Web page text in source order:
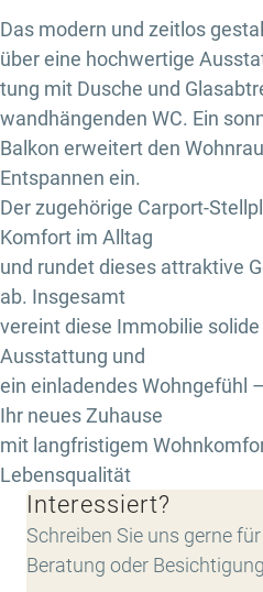
Das modern und zeitlos
über eine hochwertige
tung mit Dusche und
wandhängenden WC. Ein
Balkon erweitert den
Entspannen ein.
Der zugehörige Carport-
Komfort im Alltag
und rundet dieses attraktive
ab. Insgesamt
vereint diese Immobilie
Ausstattung und
ein einladendes Wohngefühl
Ihr neues Zuhause
mit langfristigem
Lebensqualität
Interessiert?
Schreiben Sie uns gerne
Beratung oder